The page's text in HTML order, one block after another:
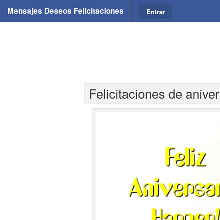
Mensajes Deseos Felicitaciones Entrar
Felicitaciones de